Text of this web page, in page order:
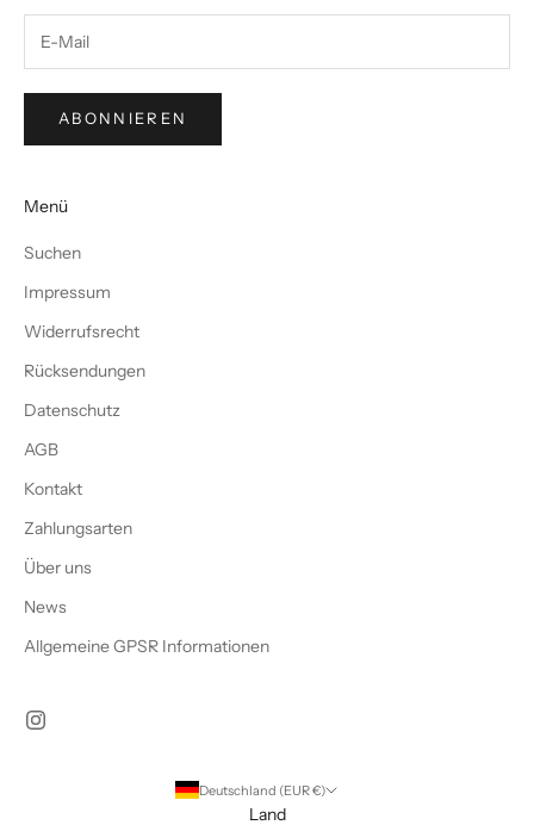
ABONNIEREN
Menü
Suchen
Impressum
Widerrufsrecht
Rücksendungen
Datenschutz
AGB
Kontakt
Zahlungsarten
Über uns
News
Allgemeine GPSR Informationen
Deutschland (EUR €)
Land